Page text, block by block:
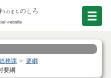
務課
要綱
要綱